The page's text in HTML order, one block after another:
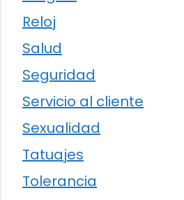
Reloj
Salud
Seguridad
Servicio al cliente
Sexualidad
Tatuajes
Tolerancia